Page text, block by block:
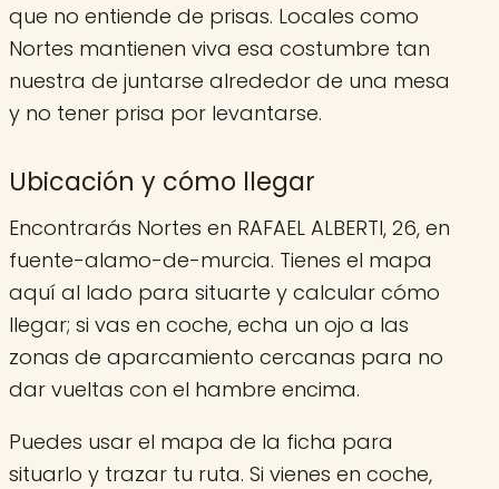
que no entiende de prisas. Locales como
Nortes mantienen viva esa costumbre tan
nuestra de juntarse alrededor de una mesa
y no tener prisa por levantarse.
Ubicación y cómo llegar
Encontrarás Nortes en RAFAEL ALBERTI, 26, en
fuente-alamo-de-murcia. Tienes el mapa
aquí al lado para situarte y calcular cómo
llegar; si vas en coche, echa un ojo a las
zonas de aparcamiento cercanas para no
dar vueltas con el hambre encima.
Puedes usar el mapa de la ficha para
situarlo y trazar tu ruta. Si vienes en coche,